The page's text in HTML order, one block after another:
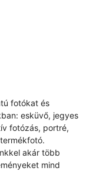
fotókat és
esküvő, jegyes
fotózás, portré,
akár több
mind